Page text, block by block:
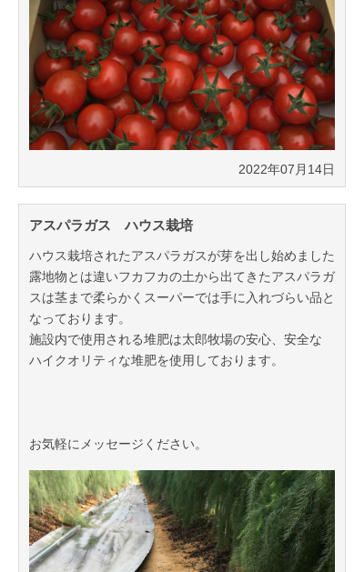
2022年07月14日
アスパラガス ハウス栽培
ハウス栽培されたアスパラガスが芽を出し始めました
露地物とは違いフカフカの土から出てきたアスパラガ
スは茎まで柔らかくスーパーでは手に入れづらい品と
なっております。
施設内で使用される堆肥は太郎牧場の安心、安全な
ハイクオリティな堆肥を使用しております。
お気軽にメッセージください。